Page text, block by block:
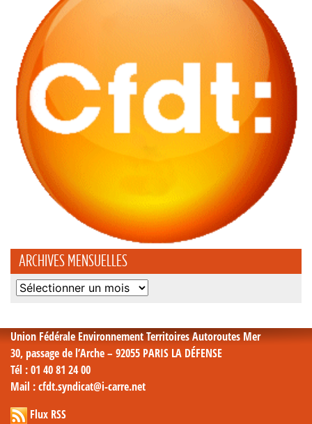
ARCHIVES MENSUELLES
Archives
Union Fédérale Environnement Territoires Autoroutes Mer
30, passage de l’Arche – 92055 PARIS LA DÉFENSE
Tél : 01 40 81 24 00
Mail : cfdt.syndicat@i-carre.net
Flux RSS